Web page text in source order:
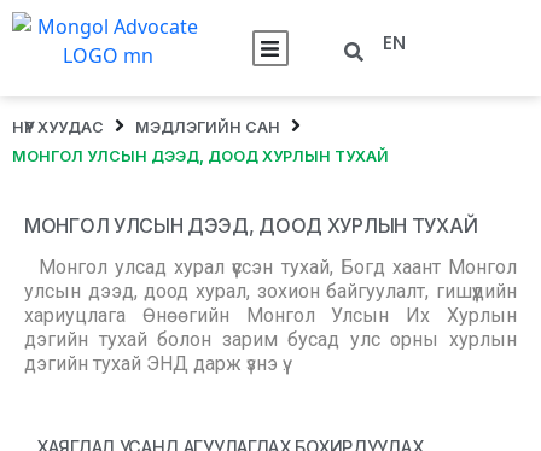
EN
НҮҮР ХУУДАС
МЭДЛЭГИЙН САН
МОНГОЛ УЛСЫН ДЭЭД, ДООД ХУРЛЫН ТУХАЙ
МОНГОЛ УЛСЫН ДЭЭД, ДООД ХУРЛЫН ТУХАЙ
Монгол улсад хурал үүссэн тухай, Богд хаант Монгол
улсын дээд, доод хурал, зохион байгуулалт, гишүүдийн
хариуцлага Өнөөгийн Монгол Улсын Их Хурлын
дэгийн тухай болон зарим бусад улс орны хурлын
дэгийн тухай ЭНД дарж үзнэ үү.
ХАЯГДАЛ УСАНД АГУУЛАГДАХ БОХИРДУУЛАХ